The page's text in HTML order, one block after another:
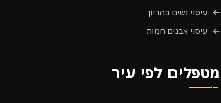
עיסוי נשים בהריון
עיסוי אבנים חמות
מטפלים לפי עיר